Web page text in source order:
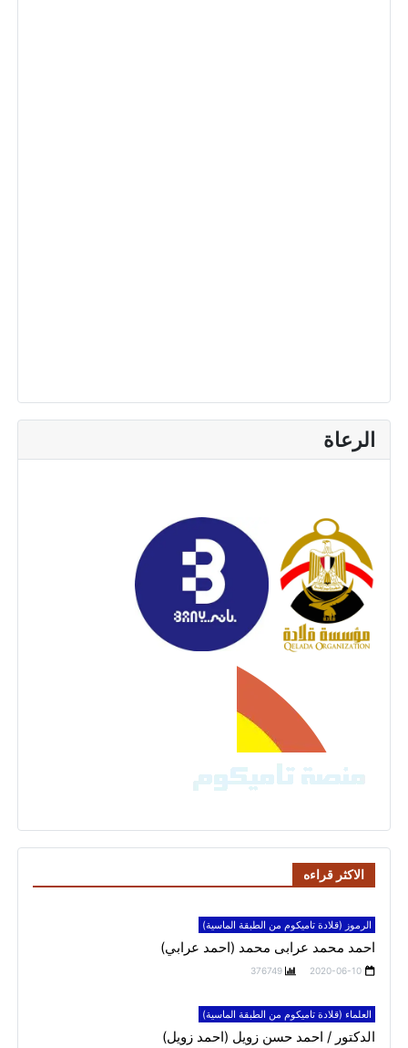
الرعاة
الاكثر قراءه
الرموز (قلادة تاميكوم من الطبقة الماسية)
احمد محمد عرابى محمد (احمد عرابي)
2020-06-10
376749
العلماء (قلادة تاميكوم من الطبقة الماسية)
الدكتور / احمد حسن زويل (احمد زويل)